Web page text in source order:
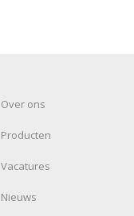
Over ons
Producten
Vacatures
Nieuws